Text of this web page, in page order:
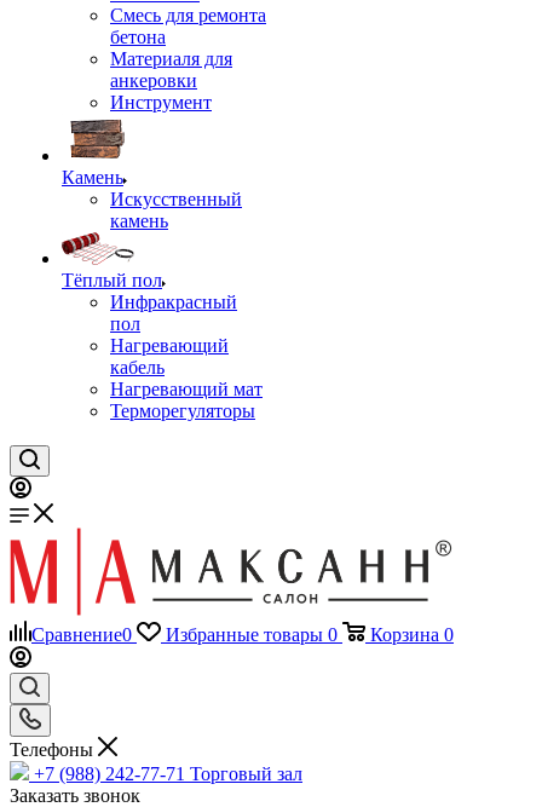
Смесь для ремонта
бетона
Материаля для
анкеровки
Инструмент
Камень
Искусственный
камень
Тёплый пол
Инфракрасный
пол
Нагревающий
кабель
Нагревающий мат
Терморегуляторы
Сравнение0 Избранные товары 0 Корзина 0
Телефоны
+7 (988) 242-77-71 Торговый зал
Заказать звонок